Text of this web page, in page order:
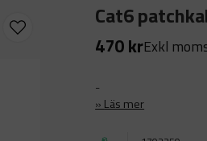
Cat6
470 krExkl
-
Läs mer